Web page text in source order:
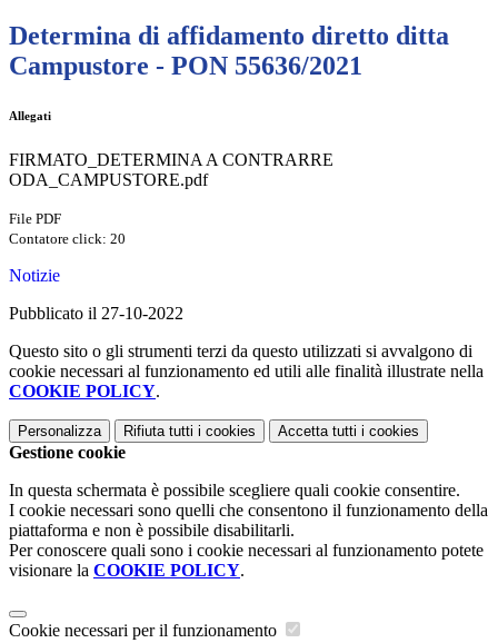
Determina di affidamento diretto ditta
Campustore - PON 55636/2021
Allegati
FIRMATO_DETERMINA A CONTRARRE
ODA_CAMPUSTORE.pdf
File PDF
Contatore click: 20
Notizie
Pubblicato il 27-10-2022
Questo sito o gli strumenti terzi da questo utilizzati si avvalgono di
cookie necessari al funzionamento ed utili alle finalità illustrate nella
COOKIE POLICY.
Personalizza Rifiuta tutti i cookies Accetta tutti i cookies
Gestione cookie
In questa schermata è possibile scegliere quali cookie consentire.
I cookie necessari sono quelli che consentono il funzionamento della
piattaforma e non è possibile disabilitarli.
Per conoscere quali sono i cookie necessari al funzionamento potete
visionare la COOKIE POLICY.
Cookie necessari per il funzionamento